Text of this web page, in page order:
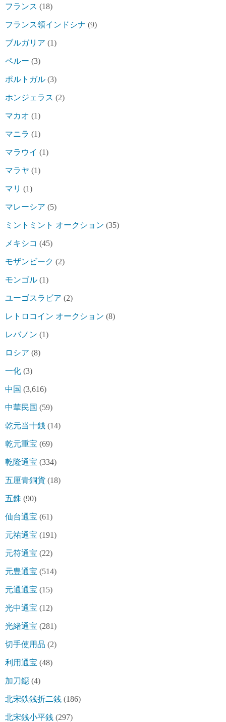
フランス (18)
フランス領インドシナ (9)
ブルガリア (1)
ペルー (3)
ポルトガル (3)
ホンジェラス (2)
マカオ (1)
マニラ (1)
マラウイ (1)
マラヤ (1)
マリ (1)
マレーシア (5)
ミントミント オークション (35)
メキシコ (45)
モザンビーク (2)
モンゴル (1)
ユーゴスラビア (2)
レトロコイン オークション (8)
レバノン (1)
ロシア (8)
一化 (3)
中国 (3,616)
中華民国 (59)
乾元当十銭 (14)
乾元重宝 (69)
乾隆通宝 (334)
五厘青銅貨 (18)
五銖 (90)
仙台通宝 (61)
元祐通宝 (191)
元符通宝 (22)
元豊通宝 (514)
元通通宝 (15)
光中通宝 (12)
光緒通宝 (281)
切手使用品 (2)
利用通宝 (48)
加刀鐚 (4)
北宋鉄銭折二銭 (186)
北宋銭小平銭 (297)